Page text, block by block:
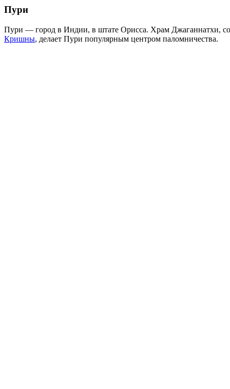
Пури
Пури — город в Индии, в штате Орисса. Храм Джаганнатхи,
Кришны, делает Пури популярным центром паломничества.